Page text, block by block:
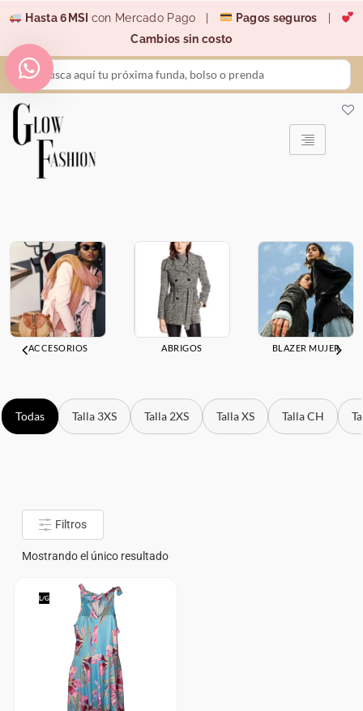
contenido
Hasta 6MSI con Mercado Pago | Pagos seguros
Cambios sin costo
Search
...
ACCESORIOS ABRIGOS BLAZER MUJER
Todas Talla 3XS Talla 2XS Talla XS Talla CH
Filtros
Mostrando el único resultado
L/G